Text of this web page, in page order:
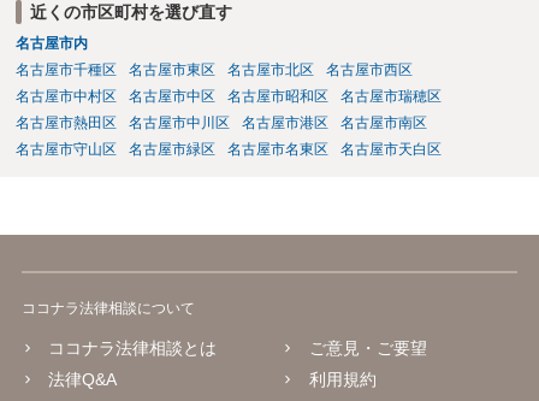
近くの市区町村を選び直す
名古屋市内
名古屋市千種区
名古屋市東区 名古屋市北区
名古屋市西区
名古屋市中村区
名古屋市中区 名古屋市昭和区
名古屋市瑞穂区
名古屋市熱田区
名古屋市中川区 名古屋市港区
名古屋市南区
名古屋市守山区
名古屋市緑区 名古屋市名東区 名古屋市天白区
ココナラ法律相談について
ココナラ法律相談とは
法律Q&A
ご意見・ご要望
利用規約